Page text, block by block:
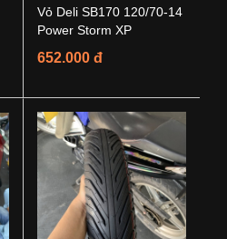
Vỏ Deli SB170 120/70-14
Power Storm XP
652.000 đ